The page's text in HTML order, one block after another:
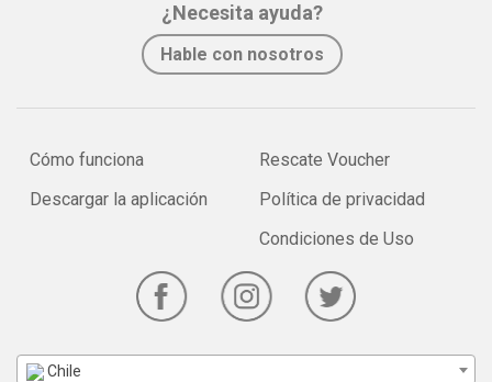
¿Necesita ayuda?
Hable con nosotros
Cómo funciona
Descargar la aplicación
Rescate Voucher
Política de privacidad
Condiciones de Uso
Chile